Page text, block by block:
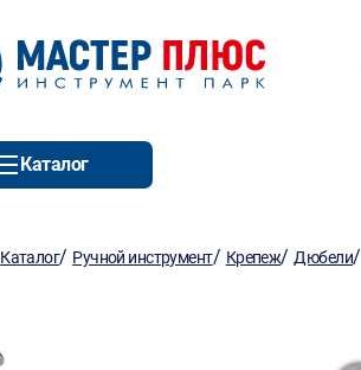
Каталог
Каталог/ Ручной инструмент/ Крепеж/Дюбели/